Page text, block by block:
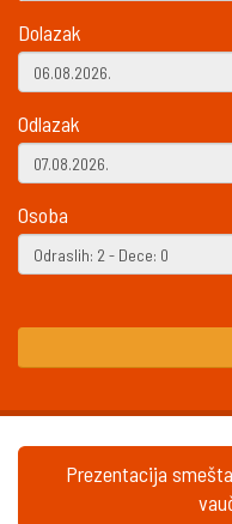
Dolazak
Odlazak
Osoba
Prezentacija